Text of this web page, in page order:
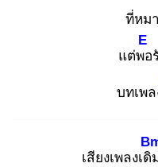
ที่หม
แต่พอ
E
บทเพ
เสียงเพลงเดิ